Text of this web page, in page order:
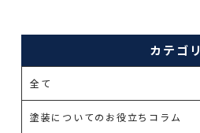
カテゴリ
全て
塗装についてのお役立ちコラム